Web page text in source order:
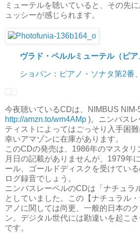
ミューテルを聴いていると、その先
ュッシーが感じられます。
ヴラド・ペルルミューテル（ピア
ショパン：ピアノ・ソナタ第2番
今夜聴いているCDは、NIMBUS NIM-
http://amzn.to/wm4AMp )。ニンバス
ティストによってはごっそり入手困難
幸いアマゾンに在庫があります。
このCDの発売は、1986年のマスタ
月日の記載がありませんが、1979年
ール、ゴールドディスクを受けてい
ログ録音でしょう。
ニンバスレーベルのCDは「ナチュラ
としていました。この【ナチュラル
アノに関しては尚更、一般的日本の
ン。デジタル世代には勘違いを起こ
です。